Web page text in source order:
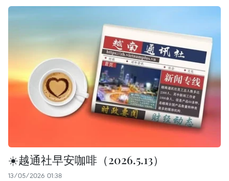
☀️越通社早安咖啡（2026.5.13）
13/05/2026 01:38